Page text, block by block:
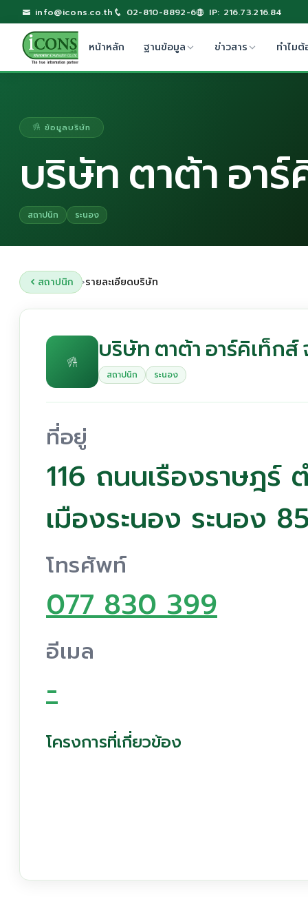
info@icons.co.th 02-810-8892-6 IP: 216.73.216.84
หน้าหลัก ฐานข้อมูล ข่าวสาร ทำไมต้
ข้อมูลบริษัท
บริษัท ตาต้า อา
สถาปนิก ระนอง
สถาปนิก ›รายละเอียดบริษัท
บริษัท ตาต้า อาร์คิเท็กส์
สถาปนิก ระนอง
ที่อยู่
116 ถนนเรืองราษฎร์
เมืองระนอง ระนอง
โทรศัพท์
077 830 399
อีเมล
-
โครงการที่เกี่ยวข้อง